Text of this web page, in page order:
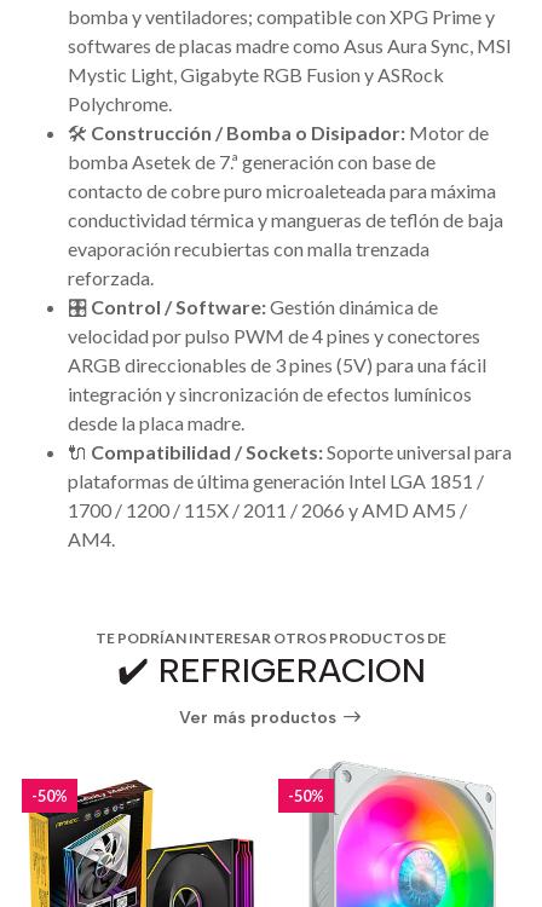
bomba y ventiladores; compatible con XPG Prime y
softwares de placas madre como Asus Aura Sync, MSI
Mystic Light, Gigabyte RGB Fusion y ASRock
Polychrome.
🛠️ Construcción / Bomba o Disipador: Motor de
bomba Asetek de 7.ª generación con base de
contacto de cobre puro microaleteada para máxima
conductividad térmica y mangueras de teflón de baja
evaporación recubiertas con malla trenzada
reforzada.
🎛️ Control / Software:Gestión dinámica de
velocidad por pulso PWM de 4 pines y conectores
ARGB direccionables de 3 pines (5V) para una fácil
integración y sincronización de efectos lumínicos
desde la placa madre.
🔌 Compatibilidad / Sockets:Soporte universal para
plataformas de última generación Intel LGA 1851 /
1700 / 1200 / 115X / 2011 / 2066 y AMD AM5 /
AM4.
TE PODRÍAN INTERESAR OTROS PRODUCTOS DE
✔️ REFRIGERACION
Ver más productos
-50% -50%